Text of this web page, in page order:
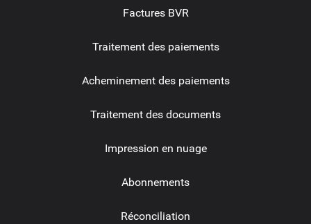
Factures BVR
Traitement des paiements
Acheminement des paiements
Traitement des documents
Impression en nuage
Abonnements
Réconciliation